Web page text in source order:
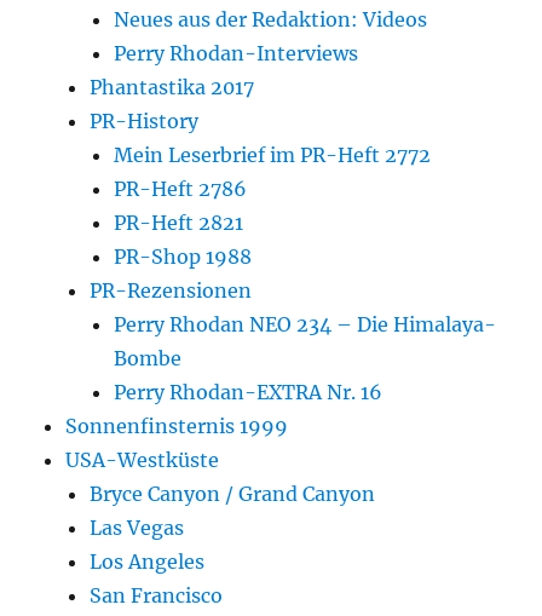
Neues aus der Redaktion: Videos
Perry Rhodan-Interviews
Phantastika 2017
PR-History
Mein Leserbrief im PR-Heft 2772
PR-Heft 2786
PR-Heft 2821
PR-Shop 1988
PR-Rezensionen
Perry Rhodan NEO 234 – Die Himalaya-
Bombe
Perry Rhodan-EXTRA Nr. 16
Sonnenfinsternis 1999
USA-Westküste
Bryce Canyon / Grand Canyon
Las Vegas
Los Angeles
San Francisco